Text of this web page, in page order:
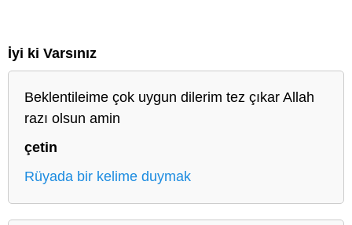
İyi ki Varsınız
Beklentileime çok uygun dilerim tez çıkar Allah
razı olsun amin
çetin
Rüyada bir kelime duymak